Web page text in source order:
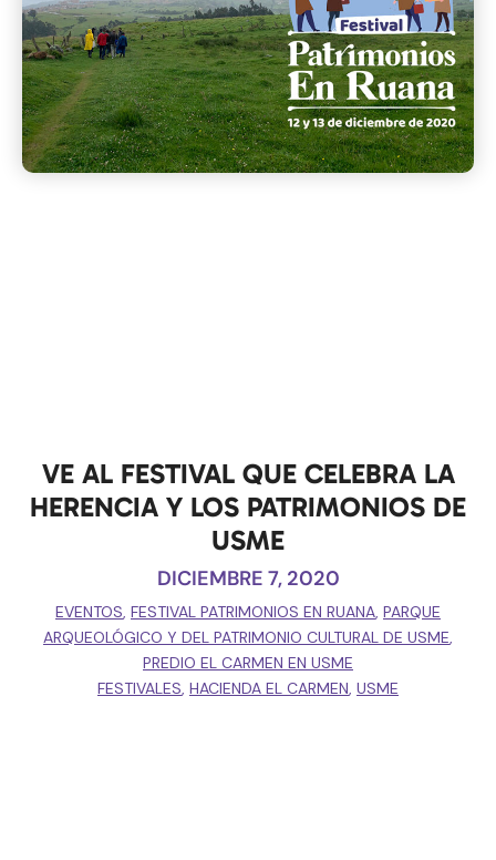
VE AL FESTIVAL QUE CELEBRA LA
HERENCIA Y LOS PATRIMONIOS DE
USME
DICIEMBRE 7, 2020
EVENTOS, FESTIVAL PATRIMONIOS EN RUANA, PARQUE
ARQUEOLÓGICO Y DEL PATRIMONIO CULTURAL DE USME,
PREDIO EL CARMEN EN USME
FESTIVALES, HACIENDA EL CARMEN, USME